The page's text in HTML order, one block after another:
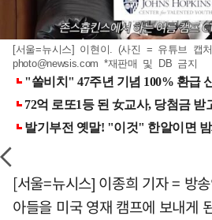
[서울=뉴시스] 이현이. (사진 = 유튜브 캡
photo@newsis.com *재판매 및 DB 금지
[서울=뉴시스] 이종희 기자 = 방
아들을 미국 영재 캠프에 보내게